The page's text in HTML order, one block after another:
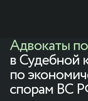
Адвокаты
в Судебной
по
спорам ВС